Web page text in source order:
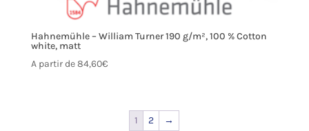
Hahnemühle – William Turner 190 g/m², 100 % Cotton
white, matt
A partir de84,60€
1 2 →